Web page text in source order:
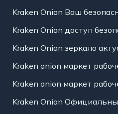
Kraken Onion Ваш
Kraken Onion доступ
Kraken Onion зеркало
Kraken onion маркет
Kraken onion маркет
Kraken Onion